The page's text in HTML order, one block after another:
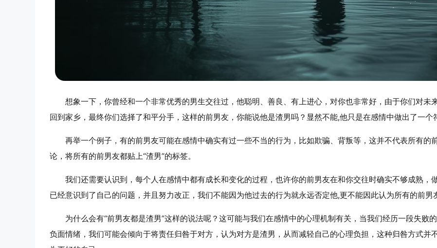
想象一下，你曾经和一个非常优秀的男生交往过，他聪明、善良、有上进心，对你也非常好，由于你们对未
回到家乡，最终你们选择了和平分手，这样的前男友，你能说他是渣男吗？显然不能,他只是在感情中做出了一个
再举一个例子，有的前男友可能在感情中确实有过一些不当的行为，比如欺骗、背叛等，这并不代表所有的
论，将所有的前男友都贴上“渣男”的标签。
我们还需要认识到，每个人在感情中都有成长和变化的过程，也许你的前男友在和你交往时确实不够成熟，
已经意识到了自己的问题，并且努力改正，我们不能因为他过去的行为就永远否定他,更不能因此认为所有的前男
为什么会有“前男友都是渣男”这样的说法呢？这可能与我们在感情中的心理机制有关，当我们经历一段失败
负面情绪，我们可能会倾向于将责任归咎于对方，认为对方是渣男，从而减轻自己的心理负担，这种归咎方式并